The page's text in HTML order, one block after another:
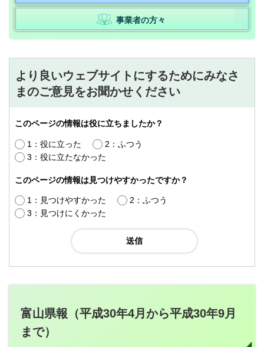
事業者の方々
より良いウェブサイトにするためにみなさ
まのご意見をお聞かせください
このページの情報は役に立ちましたか？
1：役に立った
2：ふつう
3：役に立たなかった
このページの情報は見つけやすかったですか？
1：見つけやすかった
2：ふつう
3：見つけにくかった
富山県報（平成30年4月から平成30年9月
まで）